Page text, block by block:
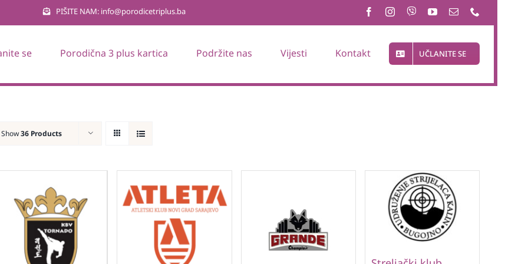
PIŠITE NAM: info@porodicetriplus.ba
se Porodična 3 plus kartica Podržite nas Vijesti Kontakt UČLANITE SE
Show36 Products